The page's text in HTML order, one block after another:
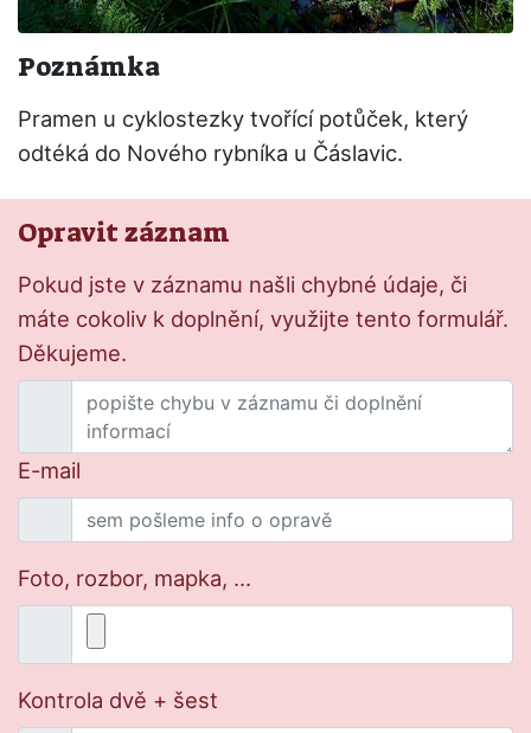
Poznámka
Pramen u cyklostezky tvořící potůček, který
odtéká do Nového rybníka u Čáslavic.
Opravit záznam
Pokud jste v záznamu našli chybné údaje, či
máte cokoliv k doplnění, využijte tento formulář.
Děkujeme.
E-mail
Foto, rozbor, mapka, ...
Kontrola dvě + šest